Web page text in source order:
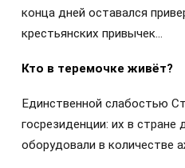
конца дней оставался
крестьянских привычек…
Кто в теремочке живёт?
Единственной слабостью
госрезиденции: их в
оборудовали в количестве